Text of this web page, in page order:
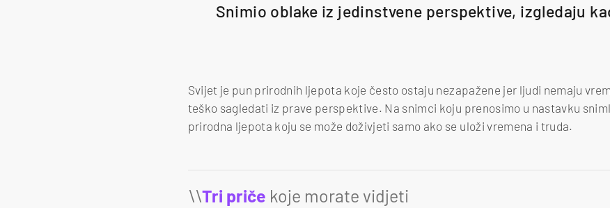
Snimio oblake iz jedinstvene perspektive, izgledaju
Svijet je pun prirodnih ljepota koje često ostaju nezapažene jer ljudi nemaju
teško sagledati iz prave perspektive. Na snimci koju prenosimo u nastavku
prirodna ljepota koju se može doživjeti samo ako se uloži vremena i truda.
\\Tri priče koje morate vidjeti